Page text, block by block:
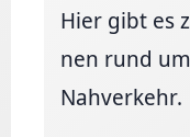
Hier gibt es
nen rund
Nahverkehr.